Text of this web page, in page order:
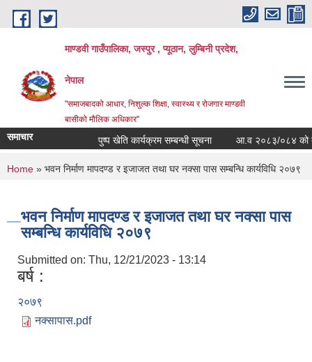
Skip to main content
माण्डवी गाउँपालिका, जस्पुर , प्यूठान, लुम्बिनी प्रदेश,
नेपाल
"समाजबादको आधार, निशुल्क शिक्षा, स्वास्थ्य र रोजगार माण्डवी
बासीको मौलिक अधिकार"
समाचार पुष्प खेति कार्यक्रम सम्बन्धी सूचना आ.व २०८३/०८४ को
You are here
Home » भवन निर्माण मापदण्ड र इजाजत तथा घर नक्सा पास सम्बन्धि कार्यविधि २०७९
भवन निर्माण मापदण्ड र इजाजत तथा घर नक्सा पास
सम्बन्धि कार्यविधि २०७९
Submitted on: Thu, 12/21/2023 - 13:14
बर्ष :
२०७९
नक्सापास.pdf